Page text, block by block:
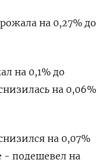
на 0,27%​ до
на 0,1% до
на 0,06%​
на 0,07%
- подешевел на